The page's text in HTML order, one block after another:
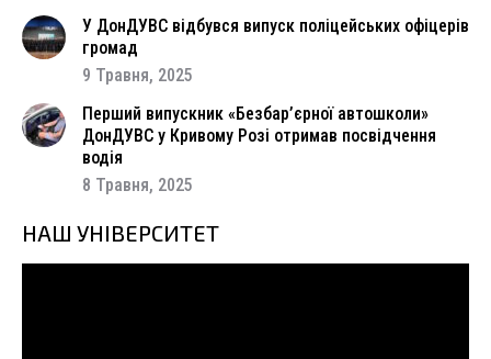
У ДонДУВС відбувся випуск поліцейських офіцерів
громад
9 Травня, 2025
Перший випускник «Безбар’єрної автошколи»
ДонДУВС у Кривому Розі отримав посвідчення
водія
8 Травня, 2025
НАШ УНІВЕРСИТЕТ